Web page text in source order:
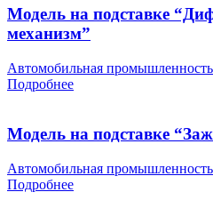
Модель на подставке
механизм”
Автомобильная промышленность
Подробнее
Модель на подставке
Автомобильная промышленность
Подробнее